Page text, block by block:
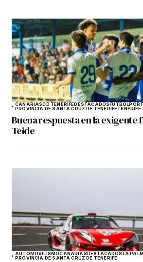
CANARIASCD TENERIFEDESTACADOSFÚTBOL
PROVINCIA DE SANTA CRUZ DE TENERIFETENERIFE
Buena respuesta en la exigente
Teide
AUTOMOVILISMOCANARIASDESTACADOSLA
PROVINCIA DE SANTA CRUZ DE TENERIFE